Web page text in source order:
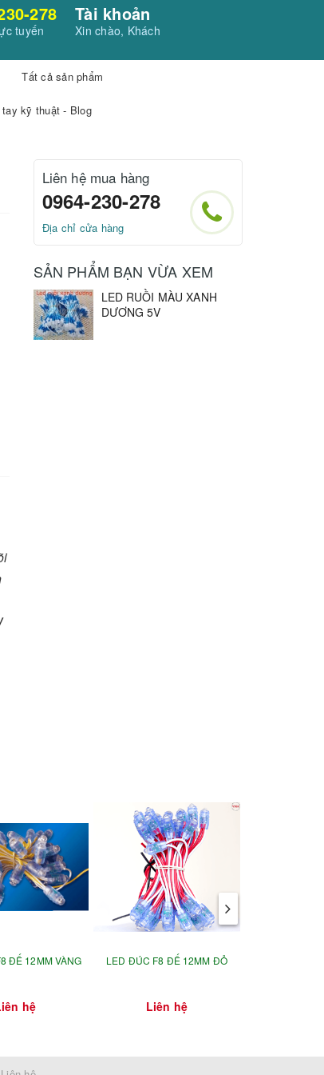
278
tuyến
Tài khoản
Xin chào, Khách
Tất cả sản phẩm
kỹ thuật - Blog
Liên hệ mua hàng
0964-230-278
Địa chỉ cửa hàng
SẢN PHẨM BẠN VỪA XEM
LED RUỒI MÀU XANH
DƯƠNG 5V
ĐẾ 12MM VÀNG
hệ
LED ĐÚC F8 ĐẾ 12MM ĐỎ
Liên hệ